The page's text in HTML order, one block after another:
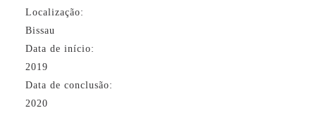
Localização:
Bissau
Data de início:
2019
Data de conclusão:
2020